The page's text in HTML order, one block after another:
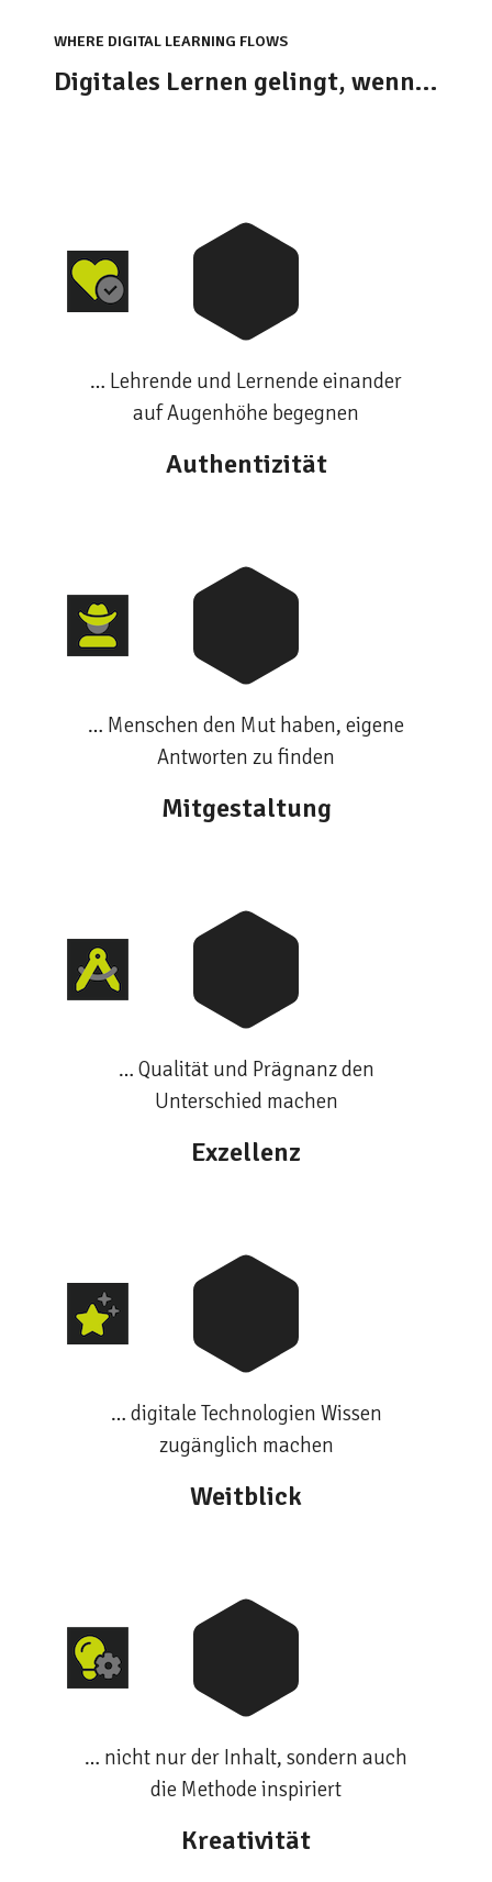
WHERE DIGITAL LEARNING FLOWS
Digitales Lernen gelingt, wenn…
… Lehrende und Lernende einander
auf Augenhöhe begegnen
Authentizität
… Menschen den Mut haben, eigene
Antworten zu finden
Mitgestaltung
… Qualität und Prägnanz den
Unterschied machen
Exzellenz
… digitale Technologien Wissen
zugänglich machen
Weitblick
… nicht nur der Inhalt, sondern auch
die Methode inspiriert
Kreativität